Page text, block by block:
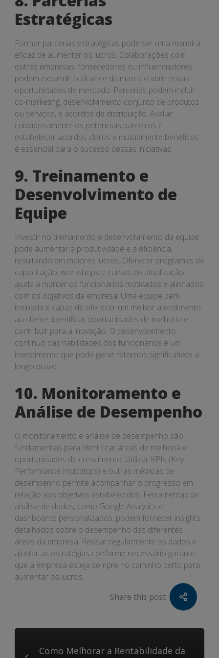
Estratégicas
Formar parcerias estratégicas pode ser uma maneira
eficaz de aumentar os lucros. Colaborações com
outras empresas, fornecedores ou influenciadores
podem expandir o alcance da marca e abrir novas
oportunidades de mercado. Parcerias podem incluir
co-marketing, desenvolvimento conjunto de produtos
ou serviços, e acordos de distribuição. Avaliar
cuidadosamente os potenciais parceiros e
estabelecer acordos claros e mutuamente benéficos
é essencial para o sucesso dessas iniciativas.
9. Treinamento e
Desenvolvimento de
Equipe
Investir no treinamento e desenvolvimento da equipe
pode aumentar a produtividade e a eficiência,
resultando em maiores lucros. Oferecer programas de
capacitação, workshops e cursos de atualização
ajuda a manter os funcionários motivados e alinhados
com os objetivos da empresa. Uma equipe bem
treinada é capaz de oferecer um melhor atendimento
ao cliente, identificar oportunidades de melhoria e
contribuir para a inovação. O desenvolvimento
contínuo das habilidades dos funcionários é um
investimento que pode gerar retornos significativos a
longo prazo.
10. Monitoramento e
Análise de Desempenho
O monitoramento e análise de desempenho são
fundamentais para identificar áreas de melhoria e
oportunidades de crescimento. Utilizar KPIs (Key
Performance Indicators) e outras métricas de
desempenho permite acompanhar o progresso em
relação aos objetivos estabelecidos. Ferramentas de
análise de dados, como Google Analytics e
dashboards personalizados, podem fornecer insights
detalhados sobre o desempenho das diferentes
áreas da empresa. Revisar regularmente os dados e
ajustar as estratégias conforme necessário garante
que a empresa esteja sempre no caminho certo para
aumentar os lucros.
Share this post
Como Melhorar a Rentabilidade da